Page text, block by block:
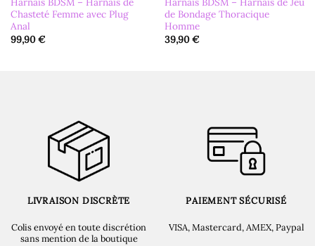
Chasteté Femme avec Plug
Anal
99,90€
de Bondage Thoracique
Homme
39,90€
LIVRAISON DISCRÈTE
Colis envoyé en toute discrétion
sans mention de la boutique
PAIEMENT SÉCURISÉ
VISA, Mastercard, AMEX, Paypal